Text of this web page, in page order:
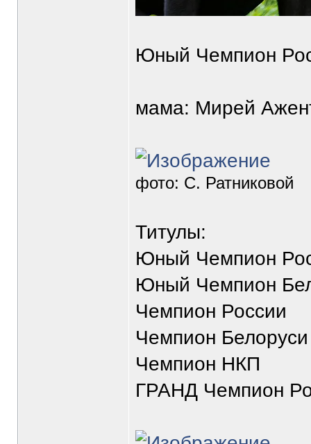
Юный Чемпион
мама: Мирей
фото: С. Ратниковой
Титулы:
Юный Чемпион
Юный Чемпион
Чемпион России
Чемпион Белоруси
Чемпион НКП
ГРАНД Чемпион